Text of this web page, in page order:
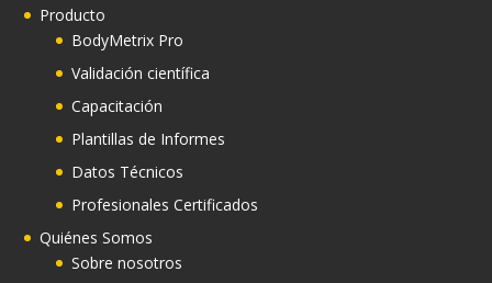
Producto
BodyMetrix Pro
Validación científica
Capacitación
Plantillas de Informes
Datos Técnicos
Profesionales Certificados
Quiénes Somos
Sobre nosotros